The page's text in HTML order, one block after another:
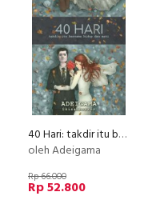
40 Hari: takdir itu bernama hidup dan mati [Edisi TTD]
oleh Adeigama
Rp 66.000
Rp 52.800